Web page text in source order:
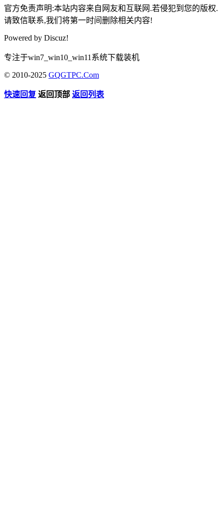
官方免责声明:本站内容来自网友和互联网.若侵犯到您的版权.
请致信联系,我们将第一时间删除相关内容!
Powered by Discuz!
专注于win7_win10_win11系统下载装机
© 2010-2025 GQGTPC.Com
快速回复 返回顶部 返回列表